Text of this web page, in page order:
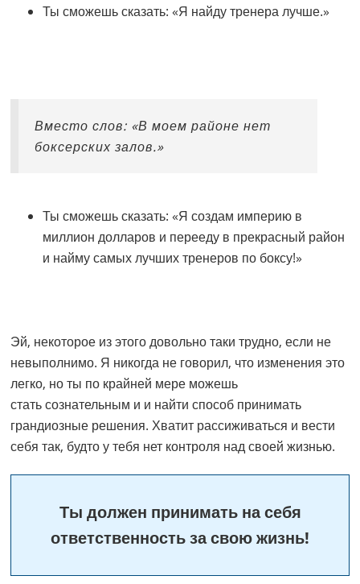
Ты сможешь сказать: «Я найду тренера лучше.»
Вместо слов: «В моем районе нет
боксерских залов.»
Ты сможешь сказать: «Я создам империю в
миллион долларов и перееду в прекрасный район
и найму самых лучших тренеров по боксу!»
Эй, некоторое из этого довольно таки трудно, если не
невыполнимо. Я никогда не говорил, что изменения это
легко, но ты по крайней мере можешь
стать сознательным и и найти способ принимать
грандиозные решения. Хватит рассиживаться и вести
себя так, будто у тебя нет контроля над своей жизнью.
Ты должен принимать на себя
ответственность за свою жизнь!